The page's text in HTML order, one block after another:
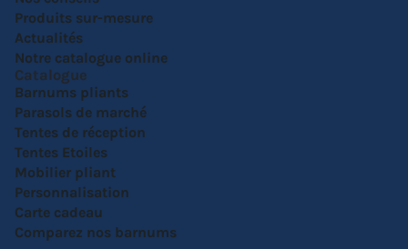
Produits sur-mesure
Actualités
Notre catalogue online
Catalogue
Barnums pliants
Parasols de marché
Tentes de réception
Tentes Etoiles
Mobilier pliant
Personnalisation
Carte cadeau
Comparez nos barnums